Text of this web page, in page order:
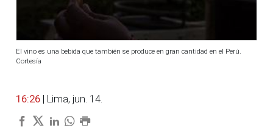
El vino es una bebida que también se produce en gran cantidad en el Perú.
Cortesía
16:26 | Lima, jun. 14.